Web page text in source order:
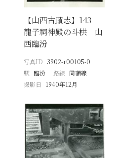
【山西古蹟志】143
龍子祠神殿の斗栱 山
西臨汾
写真ID 3902-r00105-0
駅 臨汾 路線 同蒲線
撮影日
1940年12月